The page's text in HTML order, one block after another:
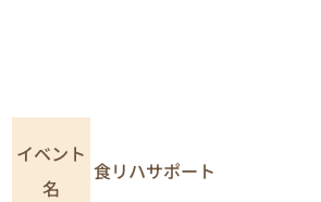
イベント
名
食リハサポート